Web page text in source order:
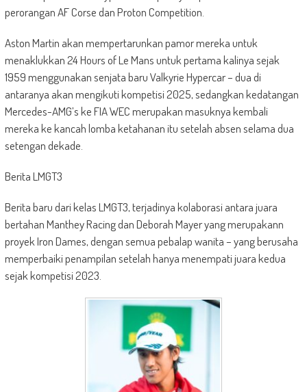
perorangan AF Corse dan Proton Competition.
Aston Martin akan mempertarunkan pamor mereka untuk
menaklukkan 24 Hours of Le Mans untuk pertama kalinya sejak
1959 menggunakan senjata baru Valkyrie Hypercar – dua di
antaranya akan mengikuti kompetisi 2025, sedangkan kedatangan
Mercedes-AMG’s ke FIA WEC merupakan masuknya kembali
mereka ke kancah lomba ketahanan itu setelah absen selama dua
setengan dekade.
Berita LMGT3
Berita baru dari kelas LMGT3, terjadinya kolaborasi antara juara
bertahan Manthey Racing dan Deborah Mayer yang merupakann
proyek Iron Dames, dengan semua pebalap wanita – yang berusaha
memperbaiki penampilan setelah hanya menempati juara kedua
sejak kompetisi 2023.